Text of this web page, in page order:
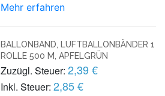
Mehr erfahren
BALLONBAND, LUFTBALLONBÄNDER 1
ROLLE 500 M, APFELGRÜN
Zuzügl. Steuer: 2,39 €
Inkl. Steuer: 2,85 €